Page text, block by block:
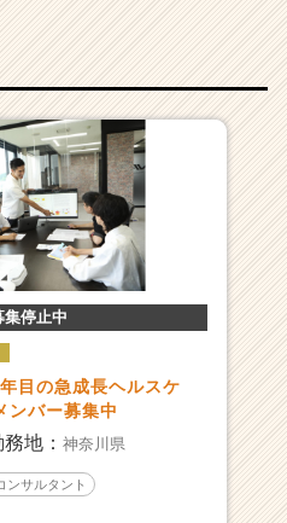
集停止中
目の急成長ヘルスケ
ンバー募集中
務地：神奈川県
ンサルタント